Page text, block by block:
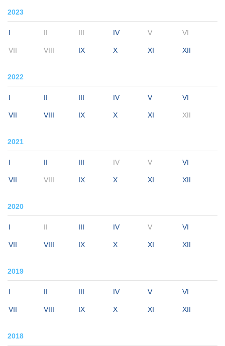
2023
I II III IV V VI
VII VIII IX X XI XII
2022
I II III IV V VI
VII VIII IX X XI XII
2021
I II III IV V VI
VII VIII IX X XI XII
2020
I II III IV V VI
VII VIII IX X XI XII
2019
I II III IV V VI
VII VIII IX X XI XII
2018